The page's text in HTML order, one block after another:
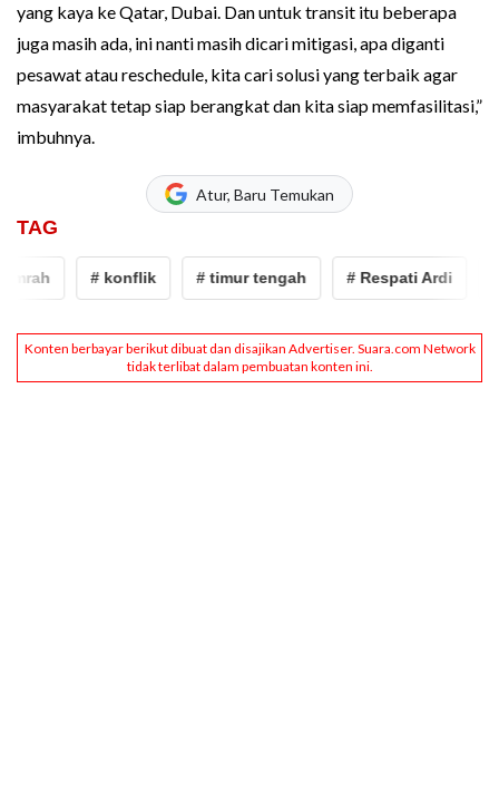
yang kaya ke Qatar, Dubai. Dan untuk transit itu beberapa
juga masih ada, ini nanti masih dicari mitigasi, apa diganti
pesawat atau reschedule, kita cari solusi yang terbaik agar
masyarakat tetap siap berangkat dan kita siap memfasilitasi,”
imbuhnya.
Atur, Baru Temukan
TAG
# konflik # timur tengah # Respati Ardi